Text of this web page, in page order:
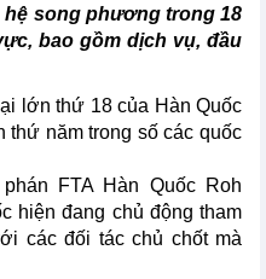
hệ song phương trong 18
bao gồm dịch vụ, đầu
lớn thứ 18 của Hàn Quốc
thứ năm trong số các quốc
FTA Hàn Quốc Roh
hiện đang chủ động tham
các đối tác chủ chốt mà